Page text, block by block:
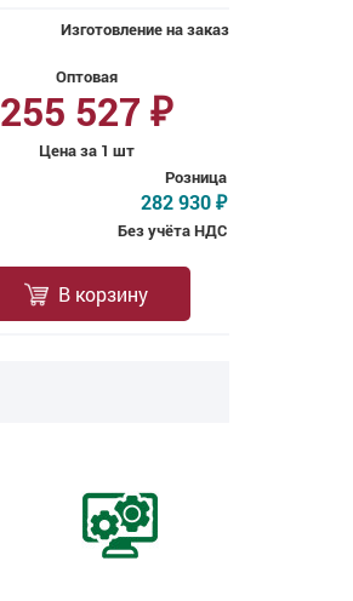
Изготовление на заказ
Оптовая
255 527 ₽
Цена за 1 шт
Розница
282 930 ₽
Без учёта НДС
В корзину